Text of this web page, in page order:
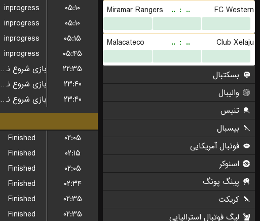
inprogress
۰۵:۱۰
inprogress
۰۵:۱۰
inprogress
۰۵:۱۵
inprogress
۰۵:۴۵
بازی شروع نشده است
۲۲:۳۵
بازی شروع نشده است
۲۳:۴۰
بازی شروع نشده است ۲۳:۴۰
Finished
۰۲:۰۵
Finished
۰۲:۱۵
Finished
۰۲:۰۵
Finished
۰۲:۳۴
Finished
۰۲:۳۵
Finished
۰۲:۳۵